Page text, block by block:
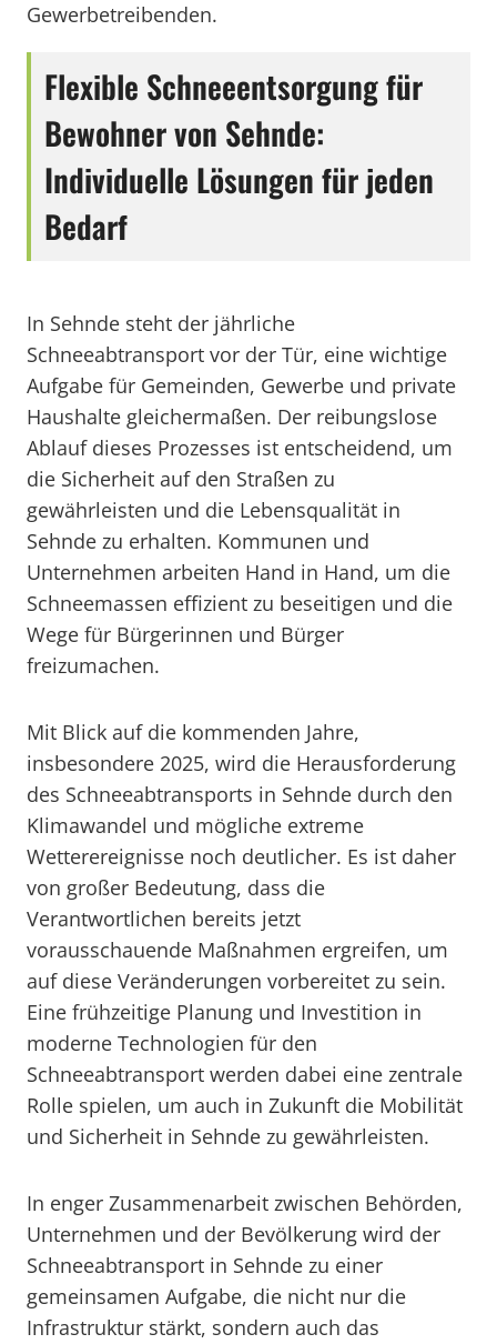
Gewerbetreibenden.
Flexible Schneeentsorgung für
Bewohner von Sehnde:
Individuelle Lösungen für jeden
Bedarf
In Sehnde steht der jährliche
Schneeabtransport vor der Tür, eine wichtige
Aufgabe für Gemeinden, Gewerbe und private
Haushalte gleichermaßen. Der reibungslose
Ablauf dieses Prozesses ist entscheidend, um
die Sicherheit auf den Straßen zu
gewährleisten und die Lebensqualität in
Sehnde zu erhalten. Kommunen und
Unternehmen arbeiten Hand in Hand, um die
Schneemassen effizient zu beseitigen und die
Wege für Bürgerinnen und Bürger
freizumachen.
Mit Blick auf die kommenden Jahre,
insbesondere 2025, wird die Herausforderung
des Schneeabtransports in Sehnde durch den
Klimawandel und mögliche extreme
Wetterereignisse noch deutlicher. Es ist daher
von großer Bedeutung, dass die
Verantwortlichen bereits jetzt
vorausschauende Maßnahmen ergreifen, um
auf diese Veränderungen vorbereitet zu sein.
Eine frühzeitige Planung und Investition in
moderne Technologien für den
Schneeabtransport werden dabei eine zentrale
Rolle spielen, um auch in Zukunft die Mobilität
und Sicherheit in Sehnde zu gewährleisten.
In enger Zusammenarbeit zwischen Behörden,
Unternehmen und der Bevölkerung wird der
Schneeabtransport in Sehnde zu einer
gemeinsamen Aufgabe, die nicht nur die
Infrastruktur stärkt, sondern auch das